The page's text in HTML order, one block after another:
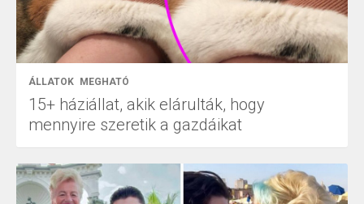
ÁLLATOK MEGHATÓ
15+ háziállat, akik elárulták, hogy
mennyire szeretik a gazdáikat